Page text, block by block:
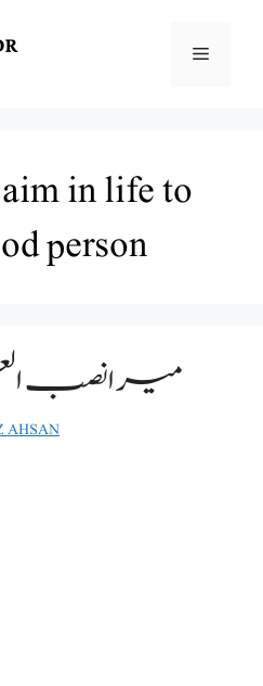
Menu
in life to
person
میرا نصب
AHSAN